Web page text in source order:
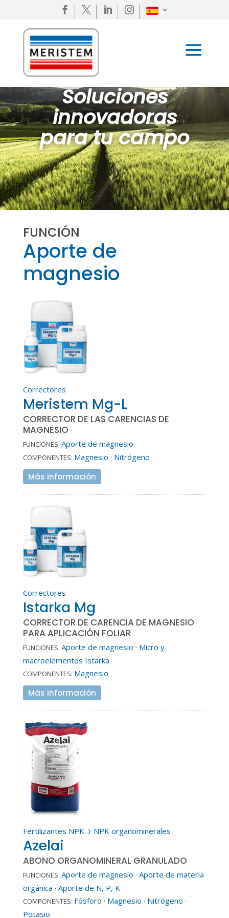
   
Soluciones
innovadoras
para tu campo
FUNCIÓN
Aporte de
magnesio
Correctores
Meristem Mg-L
CORRECTOR DE LAS CARENCIAS DE
MAGNESIO
FUNCIONES: Aporte de magnesio
COMPONENTES: Magnesio · Nitrógeno
Más información
Correctores
Istarka Mg
CORRECTOR DE CARENCIA DE MAGNESIO
PARA APLICACIÓN FOLIAR
FUNCIONES: Aporte de magnesio · Micro y
macroelementos Istarka
COMPONENTES: Magnesio
Más información
Fertilizantes NPK5 NPK organominerales
Azelai
ABONO ORGANOMINERAL GRANULADO
FUNCIONES: Aporte de magnesio · Aporte de materia
orgánica · Aporte de N, P, K
COMPONENTES: Fósforo · Magnesio · Nitrógeno ·
Potasio